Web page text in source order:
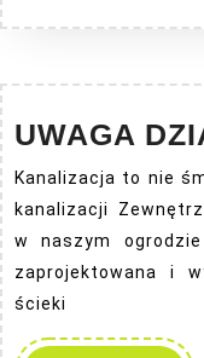
UWAGA
Kanalizacja to nie
kanalizacji
w naszym
zaprojektowana i
ścieki